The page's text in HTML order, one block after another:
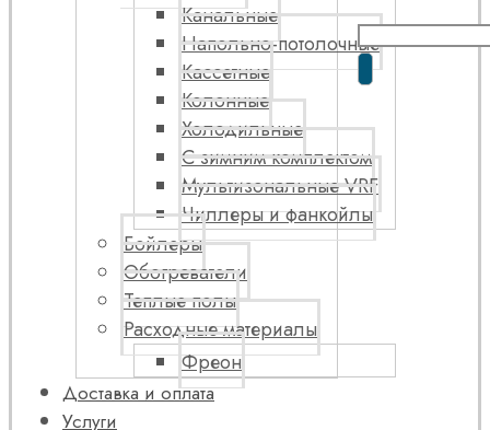
Канальные
Напольно-потолочные
Кассетные
Колонные
Холодильные
С зимним комплектом
Мультизональные VRF
Чиллеры и фанкойлы
Бойлеры
Обогреватели
Теплые полы
Расходные материалы
Фреон
Доставка и оплата
Услуги